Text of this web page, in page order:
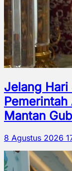
Jelang
Pemerintah
Mantan
8 Agustus 2026